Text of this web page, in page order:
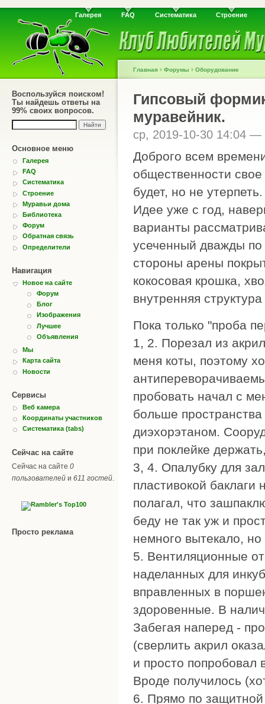
Галерея FAQ Систематика Строение
Воспользуйся поиском!
Ты найдешь ответы на
99% своих вопросов.
Основное меню
Галерея
FAQ
Систематика
Строение
Муравьи дома
Библиотека
Форум
Обратная связь
Определители
Навигация
Новое на сайте
Форум
Блог
Изображения
Лучшее
Объявления
Мы
Карта сайта
Новости
Сервисы
Веб камера
Координаты участников
Систематика (tabs)
Сейчас на сайте
Сейчас на сайте 0
пользователей и 611 гостей
Просто реклама
Главная › Форумы › Оборудование
Гипсовый
муравейник.
ср, 2019-10-30 14:04 —
Доброго всем
общественности
будет, но не
Идее уже с год,
варианты
усеченный дважды по
стороны арены
кокосовая крошка,
внутренняя
Пока только "проба
1, 2. Порезал из
меня коты, поэтому
пробовать начал с
больше
диэхорэтаном.
при поклейке
3, 4. Опалубку для
пластивокой
полагал, что
беду не так уж и
немного вытекало, но
5. Вентиляционные
наделанных для
вправленных в
здоровенные. В
Забегая наперед -
(сверлить акрил
и просто попробовал
Вроде получилось
6. Прямо по